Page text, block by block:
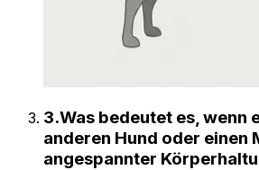
3.Was bedeutet es, wenn
anderen Hund oder einen
angespannter